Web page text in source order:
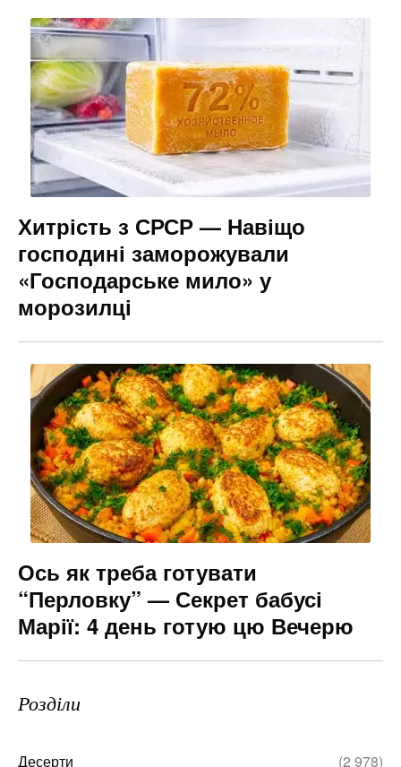
Хитрість з СРСР — Навіщо
господині заморожували
«Господарське мило» у
морозилці
Ось як треба готувати
“Перловку” — Секрет бабусі
Марії: 4 день готую цю Вечерю
Розділи
Десерти (2 978)